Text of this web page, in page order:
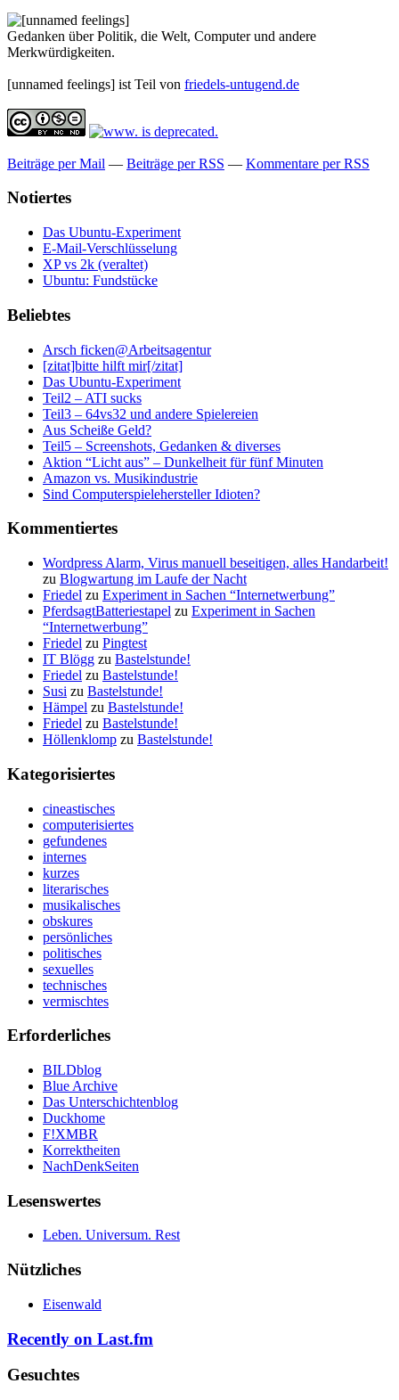
Gedanken über Politik, die Welt, Computer und andere
Merkwürdigkeiten.
[unnamed feelings] ist Teil von friedels-untugend.de
Beiträge per Mail — Beiträge per RSS — Kommentare per RSS
Notiertes
Das Ubuntu-Experiment
E-Mail-Verschlüsselung
XP vs 2k (veraltet)
Ubuntu: Fundstücke
Beliebtes
Arsch ficken@Arbeitsagentur
[zitat]bitte hilft mir[/zitat]
Das Ubuntu-Experiment
Teil2 – ATI sucks
Teil3 – 64vs32 und andere Spielereien
Aus Scheiße Geld?
Teil5 – Screenshots, Gedanken & diverses
Aktion “Licht aus” – Dunkelheit für fünf Minuten
Amazon vs. Musikindustrie
Sind Computerspielehersteller Idioten?
Kommentiertes
Wordpress Alarm, Virus manuell beseitigen, alles Handarbeit!
zu Blogwartung im Laufe der Nacht
Friedel zu Experiment in Sachen “Internetwerbung”
PferdsagtBatteriestapel zu Experiment in Sachen
“Internetwerbung”
Friedel zu Pingtest
IT Blögg zu Bastelstunde!
Friedel zu Bastelstunde!
Susi zu Bastelstunde!
Hämpel zu Bastelstunde!
Friedel zu Bastelstunde!
Höllenklomp zu Bastelstunde!
Kategorisiertes
cineastisches
computerisiertes
gefundenes
internes
kurzes
literarisches
musikalisches
obskures
persönliches
politisches
sexuelles
technisches
vermischtes
Erforderliches
BILDblog
Blue Archive
Das Unterschichtenblog
Duckhome
F!XMBR
Korrektheiten
NachDenkSeiten
Lesenswertes
Leben. Universum. Rest
Nützliches
Eisenwald
Recently on Last.fm
Gesuchtes